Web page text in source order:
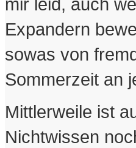
mir leid, auch
Expandern
sowas von
Sommerzeit an
Mittlerweile ist
Nichtwissen